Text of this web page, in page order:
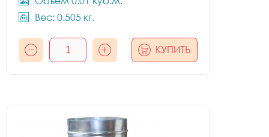
Вес: 0.505 кг.
КУПИТЬ